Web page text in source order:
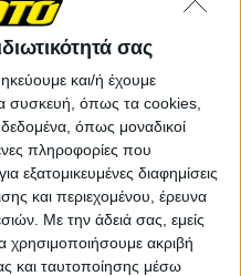
σας
και/ή έχουμε
συσκευή, όπως τα cookies,
όπως μοναδικοί
πληροφορίες που
εξατομικευμένες διαφημίσεις
και περιεχομένου, έρευνα
Με την άδειά σας, εμείς
χρησιμοποιήσουμε ακριβή
και ταυτοποίησης μέσω
ότι η κατάστασή
από εκείνη τη στιγμή
αξιοσημείωτη
οι γιατροί
στον αυχένα του. Θα
για μερικές εβδομάδες
ξύπνιος και
του και τους γιατρούς.